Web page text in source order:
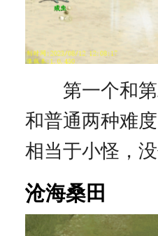
第一个和第
和普通两种难
相当于小怪，
沧海桑田